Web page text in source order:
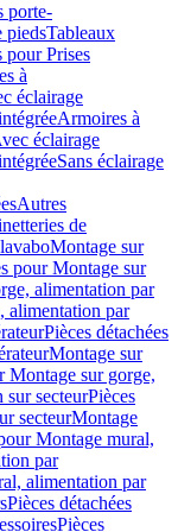
porte-
piedsTableaux
pour Prises
à
éclairage
Armoires à
éclairage
Sans éclairage
Autres
de
Montage sur
pour Montage sur
alimentation par
alimentation par
Pièces détachées
Montage sur
Montage sur gorge,
secteurPièces
secteurMontage
Montage mural,
par
alimentation par
Pièces détachées
Pièces